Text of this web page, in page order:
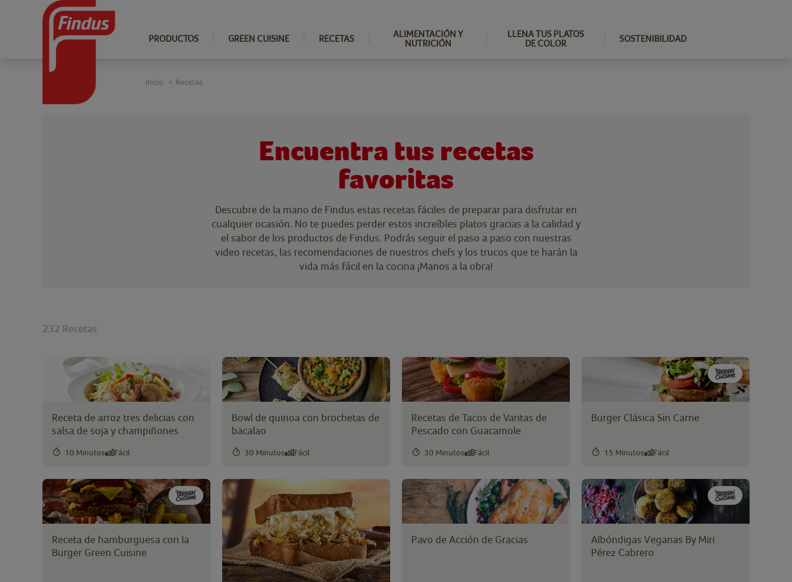
PRODUCTOS GREEN CUISINE RECETAS
ALIMENTACIÓN Y
NUTRICIÓN
LLENA TUS PLATOS
DE COLOR
SOSTENIBILIDAD
Inicio > Recetas
Encuentra tus recetas
favoritas
Descubre de la mano de Findus estas recetas fáciles de preparar para disfrutar en
cualquier ocasión. No te puedes perder estos increíbles platos gracias a la calidad y
el sabor de los productos de Findus. Podrás seguir el paso a paso con nuestras
video recetas, las recomendaciones de nuestros chefs y los trucos que te harán la
vida más fácil en la cocina ¡Manos a la obra!
232 Recetas
Receta de arroz tres delicias con
salsa de soja y champiñones
10 Minutos Fácil
Bowl de quinoa con brochetas de
bacalao
30 Minutos Fácil
Recetas de Tacos de Varitas de
Pescado con Guacamole
30 Minutos Fácil
Burger Clásica Sin Carne
15 Minutos Fácil
Receta de hamburguesa con la
Burger Green Cuisine
Pavo de Acción de Gracias
Albóndigas Veganas By Miri
Pérez Cabrero